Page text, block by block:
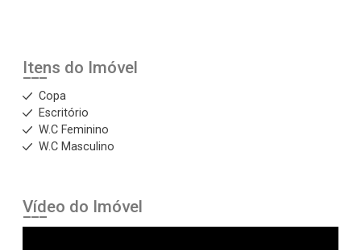
Itens do Imóvel
Copa
Escritório
W.C Feminino
W.C Masculino
Vídeo do Imóvel